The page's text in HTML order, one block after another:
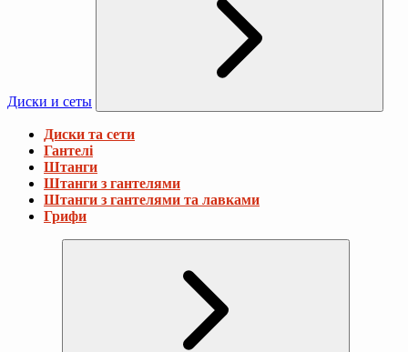
Диски и сеты
Диски та сети
Гантелі
Штанги
Штанги з гантелями
Штанги з гантелями та лавками
Грифи